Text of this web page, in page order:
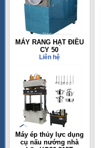
MÁY RANG HẠT ĐIỀU
CY 50
Liên hệ
Máy ép thủy lực dụng
cụ nấu nướng nhà